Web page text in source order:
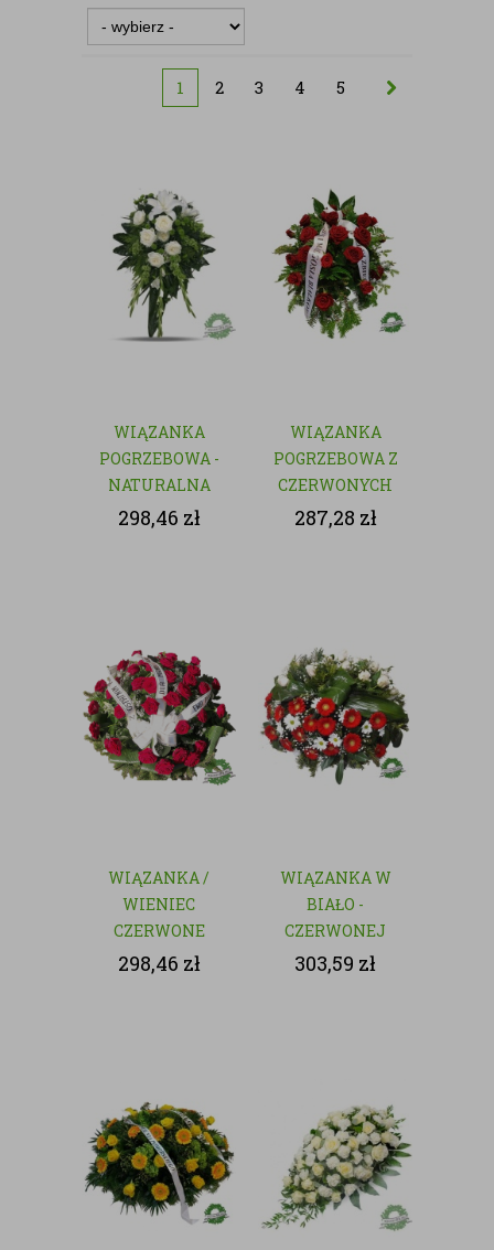
1 2 3 4 5
WIĄZANKA
POGRZEBOWA -
NATURALNA
298,46 zł
WIĄZANKA
POGRZEBOWA Z
CZERWONYCH
KWIATÓW
287,28 zł
WIĄZANKA /
WIENIEC
CZERWONE
RÓŻE - KWIATY
298,46 zł
WIĄZANKA W
BIAŁO -
CZERWONEJ
KOLORYSTYCE
303,59 zł